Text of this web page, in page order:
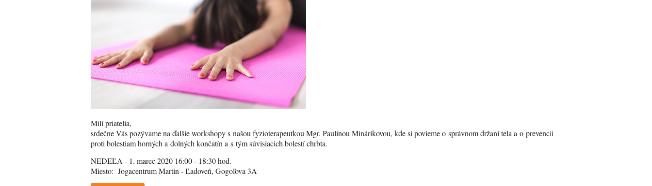
Milí priatelia,
srdečne Vás pozývame na ďalšie workshopy s našou fyzioterapeutkou Mgr. Paulínou Minárikovou, kde si povieme o správnom držaní tela a o prevencii
proti bolestiam horných a dolných končatín a s tým súvisiacich bolestí chrbta.
NEDEĽA - 1. marec 2020 16:00 - 18:30 hod.
Miesto: Jogacentrum Martin - Ľadoveň, Gogoľova 3A